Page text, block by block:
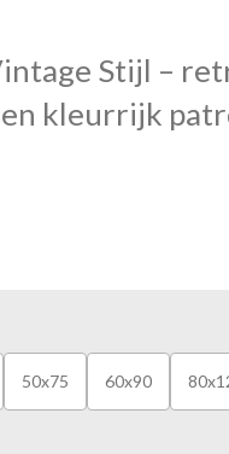
Stijl –
kleurrijk
50x75 60x90